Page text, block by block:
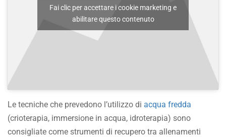
Fai clic per accettare i cookie marketing e
abilitare questo contenuto
Le tecniche che prevedono l’utilizzo di acqua fredda
(crioterapia, immersione in acqua, idroterapia) sono
consigliate come strumenti di recupero tra allenamenti